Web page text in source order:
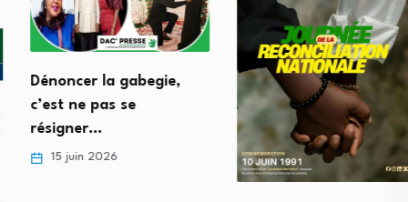
Dénoncer la gabegie,
c’est ne pas se
résigner…
15 juin 2026